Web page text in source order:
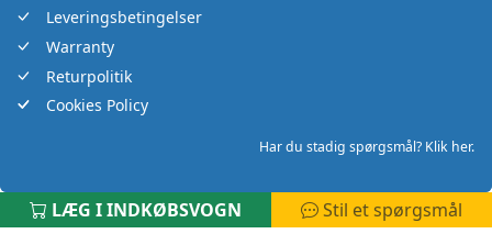
Leveringsbetingelser
Warranty
Returpolitik
Cookies Policy
Har du stadig spørgsmål? Klik her.
LÆG I INDKØBSVOGN Stil et spørgsmål